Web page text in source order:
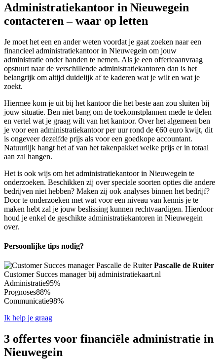
Administratiekantoor in Nieuwegein
contacteren – waar op letten
Je moet het een en ander weten voordat je gaat zoeken naar een
financieel administratiekantoor in Nieuwegein om jouw
administratie onder handen te nemen. Als je een offerteaanvraag
opstuurt naar de verschillende administratiekantoren dan is het
belangrijk om altijd duidelijk af te kaderen wat je wilt en wat je
zoekt.
Hiermee kom je uit bij het kantoor die het beste aan zou sluiten bij
jouw situatie. Ben niet bang om de toekomstplannen mede te delen
en vertel wat je graag wilt van het kantoor. Over het algemeen ben
je voor een administratiekantoor per uur rond de €60 euro kwijt, dit
is ongeveer dezelfde prijs als voor een goedkope accountant.
Natuurlijk hangt het af van het takenpakket welke prijs er in totaal
aan zal hangen.
Het is ook wijs om het administratiekantoor in Nieuwegein te
onderzoeken. Beschikken zij over speciale soorten opties die andere
bedrijven niet hebben? Maken zij ook analyses binnen het bedrijf?
Door te onderzoeken met wat voor een niveau van kennis je te
maken hebt zal je jouw beslissing kunnen rechtvaardigen. Hierdoor
houd je enkel de geschikte administratiekantoren in Nieuwegein
over.
Persoonlijke tips nodig?
Pascalle de Ruiter
Customer Succes manager bij administratiekaart.nl
Administratie95%
Prognoses88%
Communicatie98%
Ik help je graag
3 offertes voor financiële administratie in
Nieuwegein